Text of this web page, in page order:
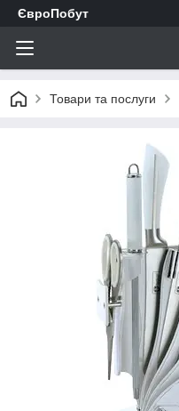
ЄвроПобут
Товари та послуги